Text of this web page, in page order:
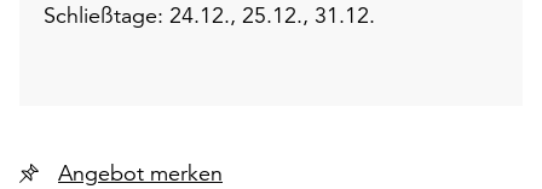
Schließtage: 24.12., 25.12., 31.12.
Angebot merken